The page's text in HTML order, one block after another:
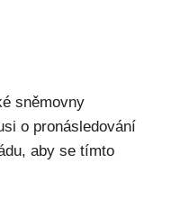
sněmovny
o pronásledování
aby se tímto